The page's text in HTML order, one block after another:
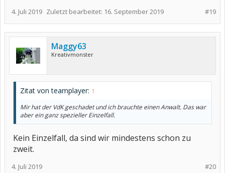
#19
4. Juli 2019 Zuletzt bearbeitet: 16. September 2019
Maggy63
Kreativmonster
Zitat von teamplayer: ↑
Mir hat der VdK geschadet und ich brauchte einen Anwalt. Das war
aber ein ganz spezieller Einzelfall.
Kein Einzelfall, da sind wir mindestens schon zu
zweit.
#20
4. Juli 2019